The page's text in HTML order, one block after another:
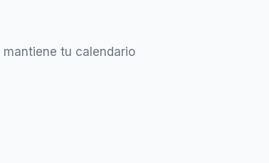
mantiene tu calendario